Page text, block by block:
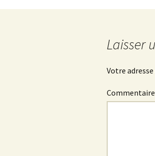
Laisser
Votre
Commentaire